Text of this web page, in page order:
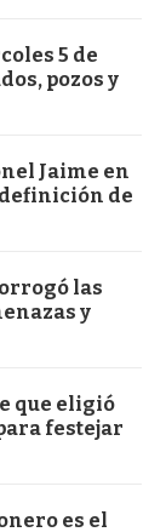
5 de
pozos y
Jaime en
de
las
y
que eligió
festejar
es el